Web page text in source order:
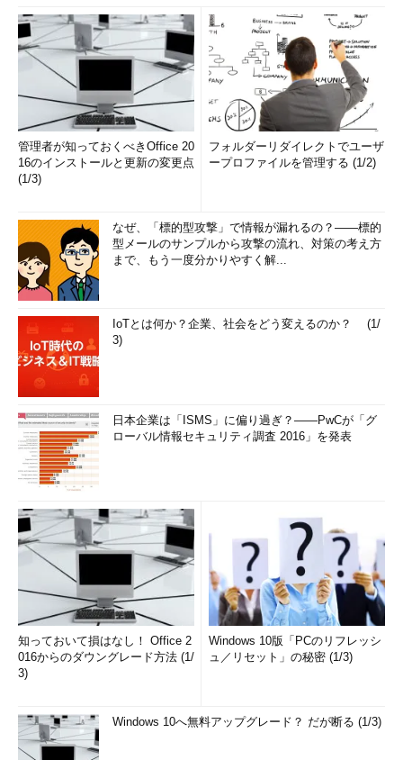
管理者が知っておくべきOffice 20
16のインストールと更新の変更点
(1/3)
フォルダーリダイレクトでユーザ
ープロファイルを管理する (1/2)
なぜ、「標的型攻撃」で情報が漏れるの？――標的
型メールのサンプルから攻撃の流れ、対策の考え方
まで、もう一度分かりやすく解...
IoTとは何か？企業、社会をどう変えるのか？ (1/
3)
日本企業は「ISMS」に偏り過ぎ？――PwCが「グ
ローバル情報セキュリティ調査 2016」を発表
知っておいて損はなし！ Office 2
016からのダウングレード方法 (1/
3)
Windows 10版「PCのリフレッシ
ュ／リセット」の秘密 (1/3)
Windows 10へ無料アップグレード？ だが断る (1/3)